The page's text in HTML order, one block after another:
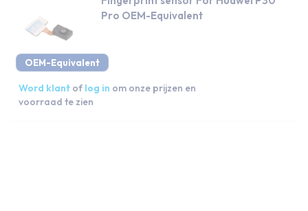
OEM-Equivalent
Pro OEM-Equivalent
Word klant of log in om onze prijzen en
voorraad te zien